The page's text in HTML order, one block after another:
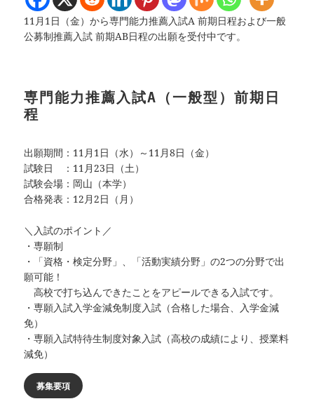
11月1日（金）から専門能力推薦入試A 前期日程および一般
公募制推薦入試 前期AB日程の出願を受付中です。
専門能力推薦入試A（一般型）前期日
程
出願期間：11月1日（水）～11月8日（金）
試験日 ：11月23日（土）
試験会場：岡山（本学）
合格発表：12月2日（月）
＼入試のポイント／
・専願制
・「資格・検定分野」、「活動実績分野」の2つの分野で出
願可能！
高校で打ち込んできたことをアピールできる入試です。
・専願入試入学金減免制度入試（合格した場合、入学金減
免）
・専願入試特待生制度対象入試（高校の成績により、授業料
減免）
募集要項